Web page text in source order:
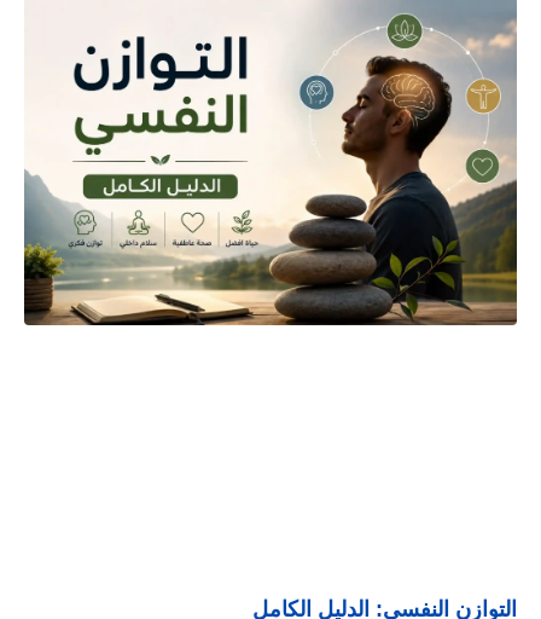
التوازن النفسي: الدليل الكامل